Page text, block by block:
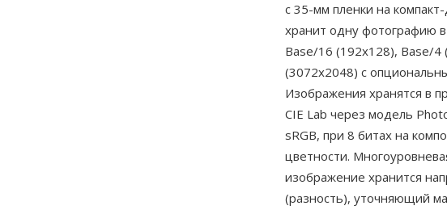
с 35-мм пленки на
хранит одну фотографию
Base/16 (192x128), Base/4
(3072x2048) с
Изображения хранятся в
CIE Lab через модель
sRGB, при 8 битах на
цветности.
изображение хранится
(разность), уточняющий